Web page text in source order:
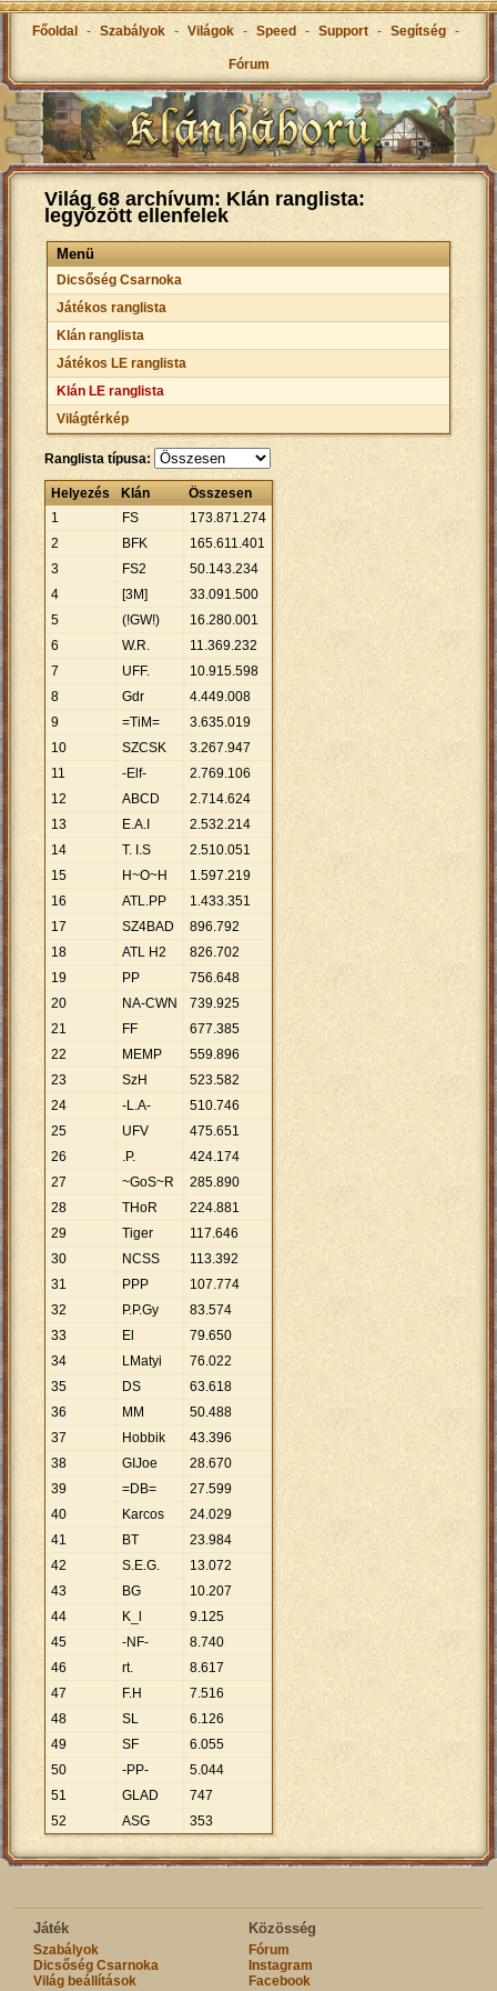
Főoldal - Szabályok - Világok - Speed - Support - Segítség -
Fórum
Világ 68 archívum: Klán ranglista:
legyőzött ellenfelek
Menü
Dicsőség Csarnoka
Játékos ranglista
Klán ranglista
Játékos LE ranglista
Klán LE ranglista
Világtérkép
Ranglista típusa:
Helyezés Klán
Összesen
1
FS 173.871.274
2
BFK 165.611.401
3
FS2 50.143.234
4
[3M] 33.091.500
5
(!GW!) 16.280.001
6
W.R. 11.369.232
7
UFF. 10.915.598
8
Gdr 4.449.008
9
=TiM= 3.635.019
10
SZCSK 3.267.947
11
-Elf- 2.769.106
12
ABCD 2.714.624
13
E.A.I 2.532.214
14
T. I.S 2.510.051
15
H~O~H 1.597.219
16
ATL.PP 1.433.351
17
SZ4BAD 896.792
18
ATL H2 826.702
19
PP 756.648
20
NA-CWN 739.925
21
FF 677.385
22
MEMP 559.896
23
SzH 523.582
24
-L.A- 510.746
25
UFV 475.651
26
.P. 424.174
27
~GoS~R 285.890
28
THoR 224.881
29
Tiger 117.646
30
NCSS 113.392
31
PPP 107.774
32
P.P.Gy 83.574
33
El 79.650
34
LMatyi 76.022
35
DS 63.618
36
MM 50.488
37
Hobbik 43.396
38
GIJoe 28.670
39
=DB= 27.599
40
Karcos 24.029
41
BT 23.984
42
S.E.G. 13.072
43
BG 10.207
44
K_l 9.125
45
-NF- 8.740
46
rt. 8.617
47
F.H 7.516
48
SL 6.126
49
SF 6.055
50
-PP- 5.044
51
GLAD
747
52
ASG 353
Játék
Szabályok
Dicsőség Csarnoka
Világ beállítások
Közösség
Fórum
Instagram
Facebook